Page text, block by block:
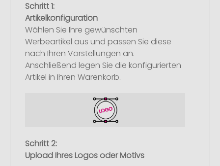
Schritt 1:
Artikelkonfiguration
Wählen Sie Ihre gewünschten
Werbeartikel aus und passen Sie diese
nach Ihren Vorstellungen an.
Anschließend legen Sie die konfigurierten
Artikel in Ihren Warenkorb.
Schritt 2:
Upload Ihres Logos oder Motivs